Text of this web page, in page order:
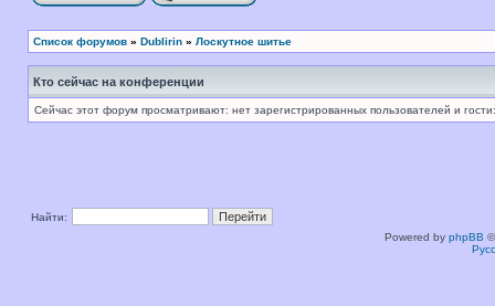
Список форумов » Dublirin » Лоскутное шитье
Кто сейчас на конференции
Сейчас этот форум просматривают: нет зарегистрированных пользователей и
Найти:
Powered by phpBB